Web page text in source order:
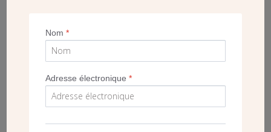
PROJET
BÂTIR L’ÉGLISE SAINT-JEAN-XXIII À CLICHY-
SOUS-BOIS (93)
Nom*
Adresse électronique*